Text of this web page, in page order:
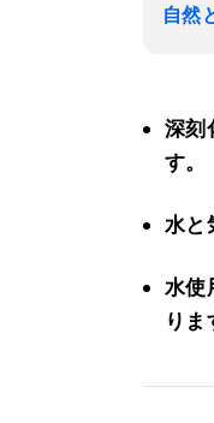
自然
深刻
す。
水と
水使
りま